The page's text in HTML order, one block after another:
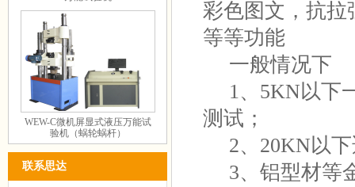
WEW-C微机屏显式液压万能试
验机（蜗轮蜗杆）
联系思达
彩色图文，抗拉
等等功能
一般情况下
1、5KN以下
测试；
2、20KN以下
3、铝型材等